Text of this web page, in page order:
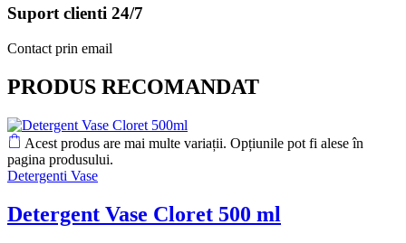
Suport clienti 24/7
Contact prin email
PRODUS RECOMANDAT
Acest produs are mai multe variații. Opțiunile pot fi alese în
pagina produsului.
Detergenti Vase
Detergent Vase Cloret 500 ml